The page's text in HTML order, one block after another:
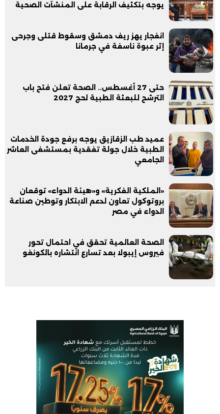
يوجه بتكثيف الرقابة على المنشآت الصحية
انفجار يهز ريف دمشق وسقوط قتلى وجرحى
إثر عبوة ناسفة في جرمانا
حتى 27 أغسطس.. الصحة تعلن فتح باب
الترشح للبعثة الطبية لحج 2027
عميد طب الزقازيق يوجه برفع جودة الخدمات
الطبية خلال جولة تفقدية بمستشفى العاشر
الجامعي
«الملكية الفكرية» و«هيئة الدواء» توقعان
بروتوكول تعاون لدعم الابتكار وتوطين صناعة
الدواء في مصر
الصحة العالمية تحقق في احتمال تحور
فيروس إيبولا بعد تسارع انتشاره بالكونغو